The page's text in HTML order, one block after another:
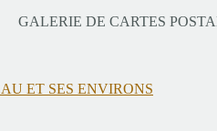
GALERIE DE CARTES
ET SES ENVIRONS